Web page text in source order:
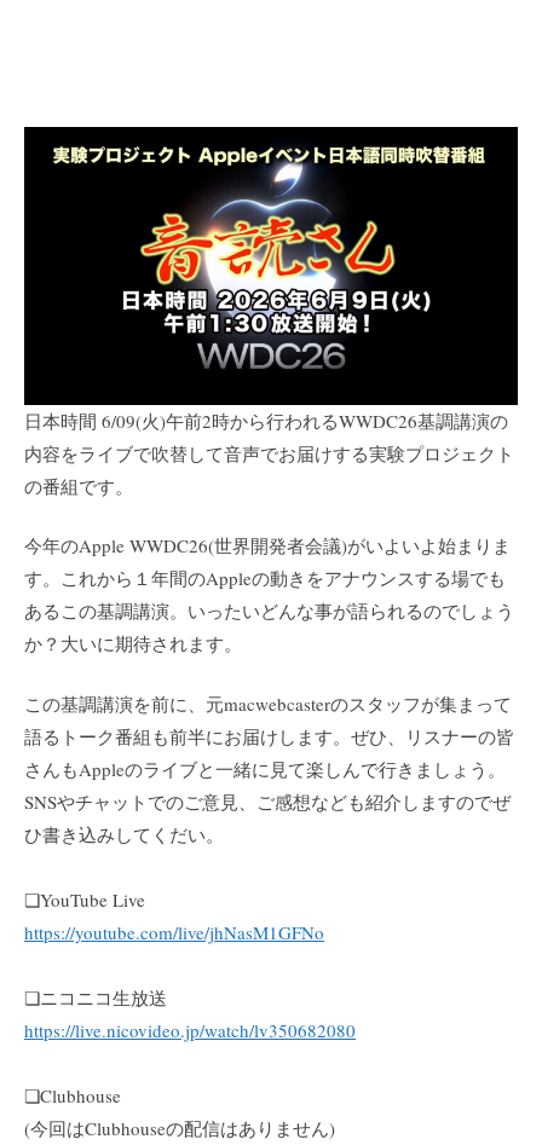
日本時間 6/09(火)午前2時から行われるWWDC26基調講演の
内容をライブで吹替して音声でお届けする実験プロジェクト
の番組です。
今年のApple WWDC26(世界開発者会議)がいよいよ始まりま
す。これから１年間のAppleの動きをアナウンスする場でも
あるこの基調講演。いったいどんな事が語られるのでしょう
か？大いに期待されます。
この基調講演を前に、元macwebcasterのスタッフが集まって
語るトーク番組も前半にお届けします。ぜひ、リスナーの皆
さんもAppleのライブと一緒に見て楽しんで行きましょう。
SNSやチャットでのご意見、ご感想なども紹介しますのでぜ
ひ書き込みしてくだい。
❏YouTube Live
https://youtube.com/live/jhNasM1GFNo
❏ニコニコ生放送
https://live.nicovideo.jp/watch/lv350682080
❏Clubhouse
(今回はClubhouseの配信はありません)